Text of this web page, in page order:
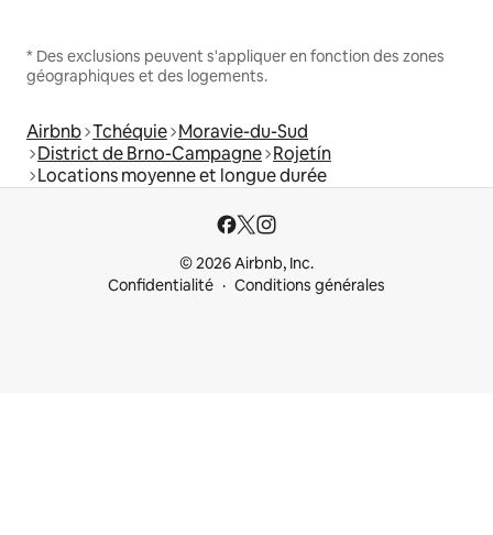
* Des exclusions peuvent s'appliquer en fonction des zones
géographiques et des logements.
Airbnb Tchéquie Moravie-du-Sud
District de Brno-Campagne Rojetín
Locations moyenne et longue durée
© 2026 Airbnb, Inc.
Confidentialité
Conditions générales